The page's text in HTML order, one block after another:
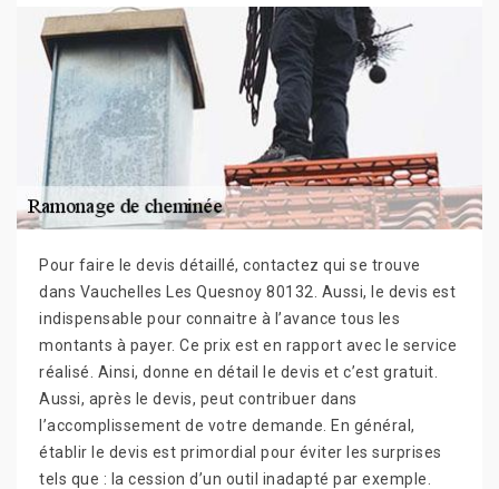
Pour faire le devis détaillé, contactez qui se trouve
dans Vauchelles Les Quesnoy 80132. Aussi, le devis est
indispensable pour connaitre à l’avance tous les
montants à payer. Ce prix est en rapport avec le service
réalisé. Ainsi, donne en détail le devis et c’est gratuit.
Aussi, après le devis, peut contribuer dans
l’accomplissement de votre demande. En général,
établir le devis est primordial pour éviter les surprises
tels que : la cession d’un outil inadapté par exemple.